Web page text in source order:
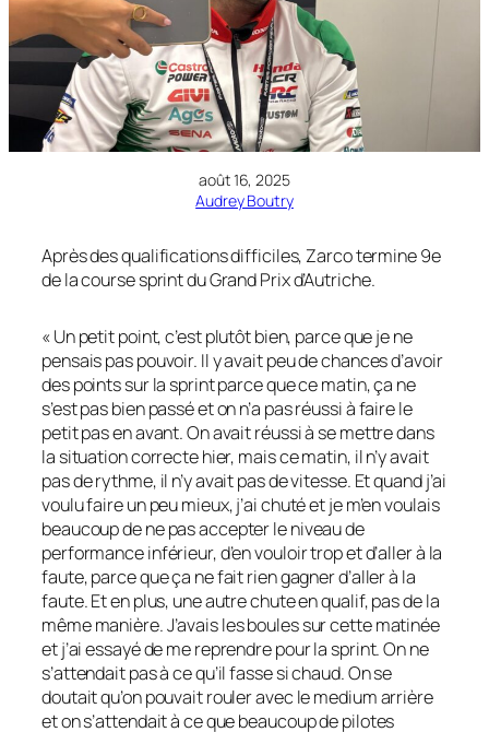
août 16, 2025
Audrey Boutry
Après des qualifications difficiles, Zarco termine 9e
de la course sprint du Grand Prix d’Autriche.
« Un petit point, c’est plutôt bien, parce que je ne
pensais pas pouvoir. Il y avait peu de chances d’avoir
des points sur la sprint parce que ce matin, ça ne
s’est pas bien passé et on n’a pas réussi à faire le
petit pas en avant. On avait réussi à se mettre dans
la situation correcte hier, mais ce matin, il n’y avait
pas de rythme, il n’y avait pas de vitesse. Et quand j’ai
voulu faire un peu mieux, j’ai chuté et je m’en voulais
beaucoup de ne pas accepter le niveau de
performance inférieur, d’en vouloir trop et d’aller à la
faute, parce que ça ne fait rien gagner d’aller à la
faute. Et en plus, une autre chute en qualif, pas de la
même manière. J’avais les boules sur cette matinée
et j’ai essayé de me reprendre pour la sprint. On ne
s’attendait pas à ce qu’il fasse si chaud. On se
doutait qu’on pouvait rouler avec le medium arrière
et on s’attendait à ce que beaucoup de pilotes